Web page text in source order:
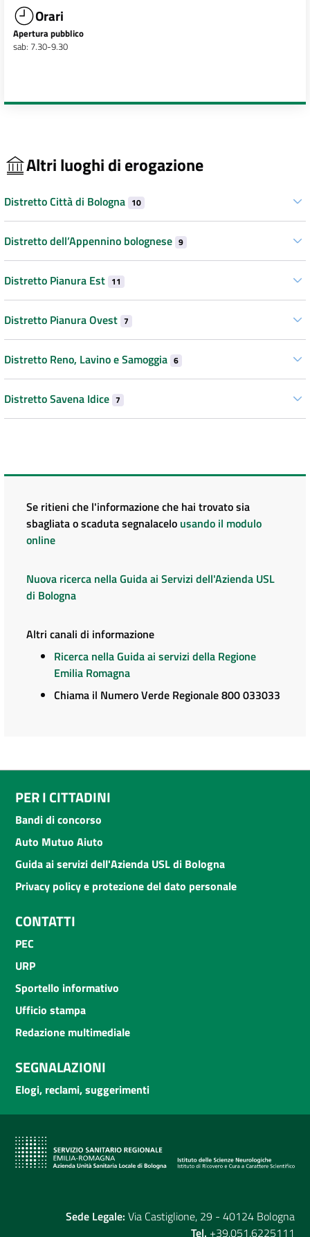
Orari
Apertura pubblico
sab: 7.30-9.30
Altri luoghi di erogazione
Distretto Città di Bologna 10
Distretto dell’Appennino bolognese 9
Distretto Pianura Est 11
Distretto Pianura Ovest 7
Distretto Reno, Lavino e Samoggia 6
Distretto Savena Idice 7
Se ritieni che l'informazione che hai trovato sia
sbagliata o scaduta segnalacelo usando il modulo
online
Nuova ricerca nella Guida ai Servizi dell'Azienda USL
di Bologna
Altri canali di informazione
Ricerca nella Guida ai servizi della Regione
Emilia Romagna
Chiama il Numero Verde Regionale 800 033033
PER I CITTADINI
Bandi di concorso
Auto Mutuo Aiuto
Guida ai servizi dell'Azienda USL di Bologna
Privacy policy e protezione del dato personale
CONTATTI
PEC
URP
Sportello informativo
Ufficio stampa
Redazione multimediale
SEGNALAZIONI
Elogi, reclami, suggerimenti
Sede Legale: Via Castiglione, 29 - 40124 Bologna
Tel. +39.051.6225111